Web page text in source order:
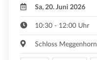
Sa, 20. Juni 2026
10:30 - 12:00 Uhr
Schloss Meggenhorn